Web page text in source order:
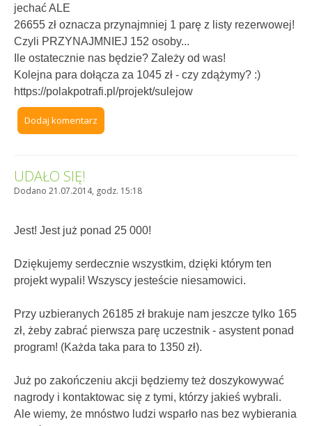
jechać ALE
26655 zł oznacza przynajmniej 1 parę z listy rezerwowej!
Czyli PRZYNAJMNIEJ 152 osoby...
Ile ostatecznie nas będzie? Zależy od was!
Kolejna para dołącza za 1045 zł - czy zdążymy? :)
https://polakpotrafi.pl/projekt/sulejow
Dodaj komentarz
UDAŁO SIĘ!
Dodano 21.07.2014, godz. 15:18
Jest! Jest już ponad 25 000!
Dziękujemy serdecznie wszystkim, dzięki którym ten
projekt wypali! Wszyscy jesteście niesamowici.
Przy uzbieranych 26185 zł brakuje nam jeszcze tylko 165
zł, żeby zabrać pierwsza parę uczestnik - asystent ponad
program! (Każda taka para to 1350 zł).
Już po zakończeniu akcji będziemy też doszykowywać
nagrody i kontaktowac się z tymi, którzy jakieś wybrali.
Ale wiemy, że mnóstwo ludzi wsparło nas bez wybierania